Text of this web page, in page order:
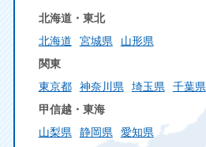
北海道・東北
北海道
宮城県
山形県
関東
東京都
神奈川県 埼玉県 千葉県
甲信越・東海
山梨県
静岡県
愛知県